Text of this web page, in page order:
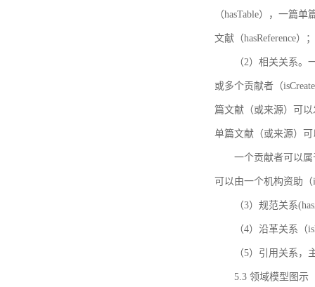
（hasTable），一篇
文献（hasReference）；
（2）相关关系
或多个贡献者（
篇文献（或来源）可
单篇文献（或来源）可
一个贡献者可以
可以由一个机构资助（
（3）规范关系
（4）沿革关系
（5）引用关系，
5.3 领域模型图示